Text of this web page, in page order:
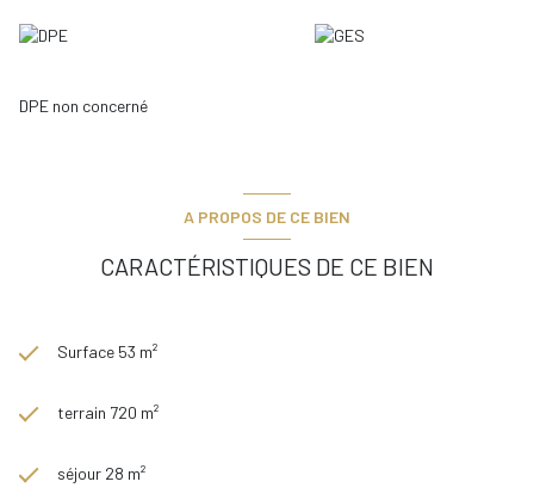
DPE non concerné
A PROPOS DE CE BIEN
CARACTÉRISTIQUES DE CE BIEN
Surface 53 m²
terrain 720 m²
séjour 28 m²